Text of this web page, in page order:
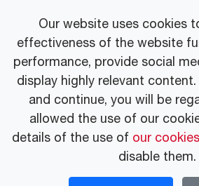
Thư viện
Thông cáo báo chí
Our website uses cookies
effectiveness of the website
performance, provide social
display highly relevant
and continue, you will be
allowed the use of our
details of the use of our cookies
disable them.